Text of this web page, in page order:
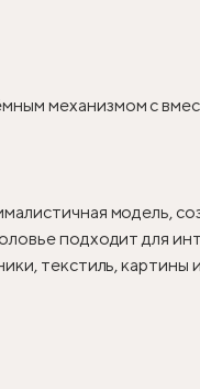
механизмом с
модель,
подходит для
текстиль, картины